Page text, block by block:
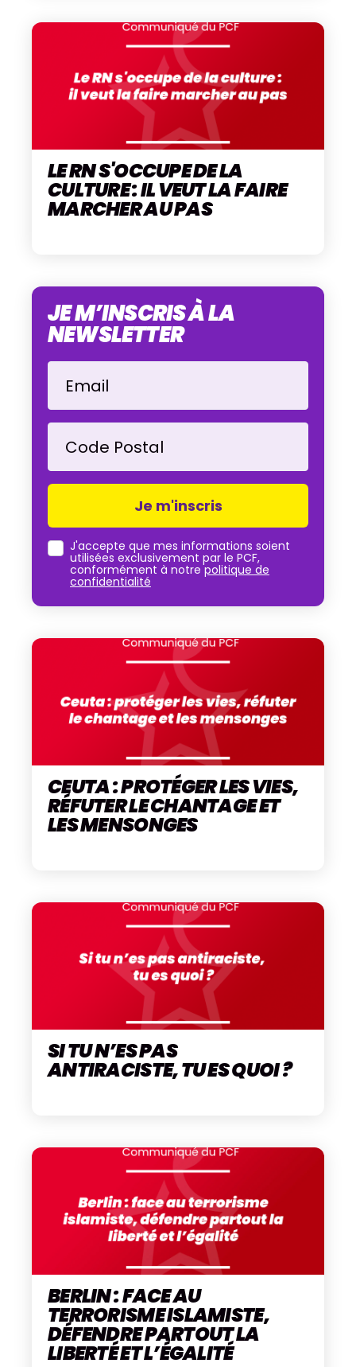
LE RN S'OCCUPE DE LA
CULTURE : IL VEUT LA FAIRE
MARCHER AU PAS
JE M’INSCRIS À LA
NEWSLETTER
Email
Code Postal
J'accepte que mes informations soient
utilisées exclusivement par le PCF,
conformément à notrepolitique de
confidentialité
CEUTA : PROTÉGER LES VIES,
RÉFUTER LE CHANTAGE ET
LES MENSONGES
SI TU N’ES PAS
ANTIRACISTE, TU ES QUOI ?
BERLIN : FACE AU
TERRORISME ISLAMISTE,
DÉFENDRE PARTOUT LA
LIBERTÉ ET L’ÉGALITÉ